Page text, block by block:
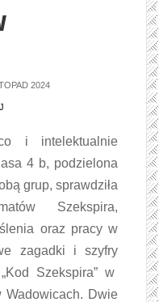
2024
i intelektualnie
4 b, podzielona
grup, sprawdziła
Szekspira,
oraz pracy w
zagadki i szyfry
Szekspira” w
Wadowicach. Dwie